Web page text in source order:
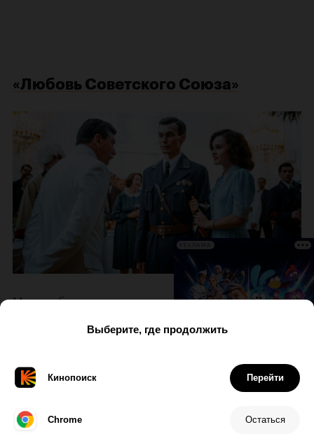
«Любовь Советского Союза»
Масштабная ретромелодрама о любовном
писателем и молодой актрисой, которая в 1930-х
Сталина (его изображает
Александр Устюгов,
). Жизнь героев
меняется с началом Великой Отечественной
войны. Главные роли сыграли